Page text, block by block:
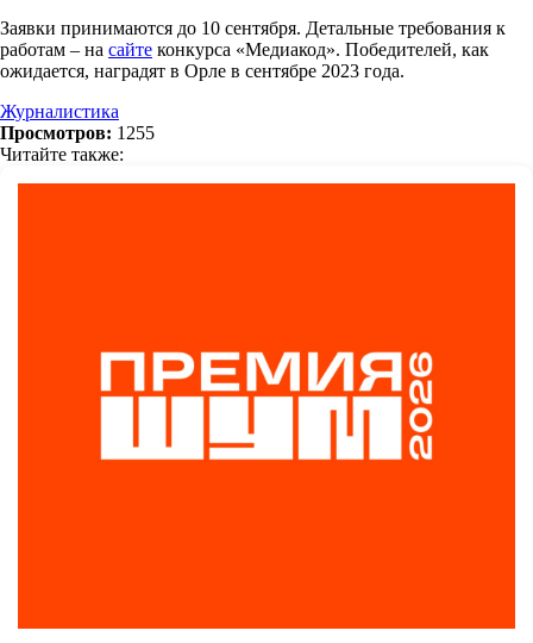
Заявки принимаются до 10 сентября. Детальные требования к
работам – на сайте конкурса «Медиакод». Победителей, как
ожидается, наградят в Орле в сентябре 2023 года.
Журналистика
Просмотров: 1255
Читайте также: